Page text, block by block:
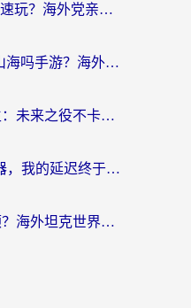
Sky光·遇在国外怎么加速玩？海外党亲测有效的国服游戏加速指南
在欧洲能玩天下-异兽山海吗手游？海外玩家的加速器生存指南
在欧洲怎么打绝地求生：未来之役不卡？留学生亲测的加速器避坑指南
人在美国玩BanG加速器，我的延迟终于绿了
海外玩坦克世界总卡顿？海外坦克世界加速器有哪些？实测好用的选择在这里